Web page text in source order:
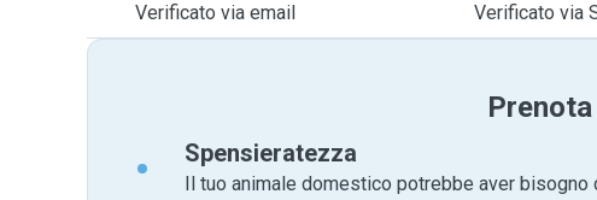
Verificato via email
Verificato via
Spensieratezza
Il tuo animale domestico potrebbe aver